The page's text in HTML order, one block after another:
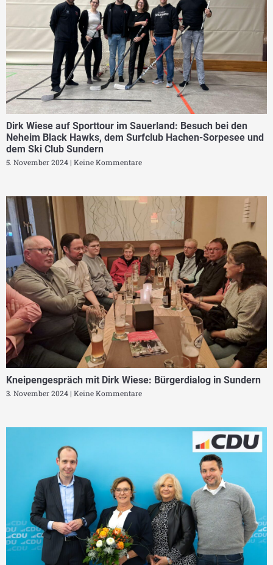
Dirk Wiese auf Sporttour im Sauerland: Besuch bei den
Neheim Black Hawks, dem Surfclub Hachen-Sorpesee und
dem Ski Club Sundern
5. November 2024 Keine Kommentare
Kneipengespräch mit Dirk Wiese: Bürgerdialog in Sundern
3. November 2024 Keine Kommentare